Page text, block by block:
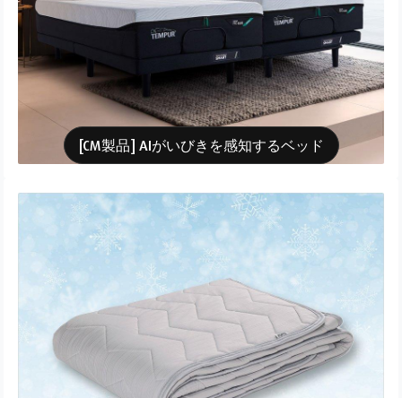
[CM製品] AIがいびきを感知するベッド